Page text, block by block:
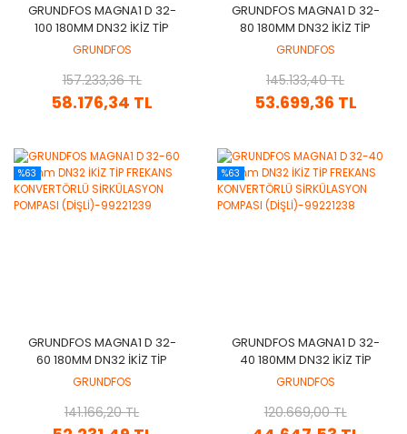
GRUNDFOS MAGNA1 D 32-
100 180MM DN32 İKİZ TİP
FREKANS KONVERTÖRLÜ
(DİŞLİ)-99221241
GRUNDFOS
58.176,34 TL
157.233,36 TL
GRUNDFOS MAGNA1 D 32-
80 180MM DN32 İKİZ TİP
FREKANS KONVERTÖRLÜ
(DİŞLİ)-99221240
GRUNDFOS
53.699,36 TL
145.133,40 TL
%63
GRUNDFOS MAGNA1 D 32-
60 180MM DN32 İKİZ TİP
FREKANS KONVERTÖRLÜ
(DİŞLİ)-99221239
GRUNDFOS
141.166,20 TL
%63
GRUNDFOS MAGNA1 D 32-
40 180MM DN32 İKİZ TİP
FREKANS KONVERTÖRLÜ
(DİŞLİ)-99221238
GRUNDFOS
120.669,00 TL